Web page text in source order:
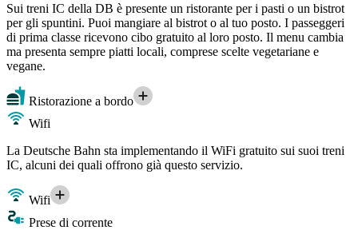
Sui treni IC della DB è presente un ristorante per i pasti o un bistrot
per gli spuntini. Puoi mangiare al bistrot o al tuo posto. I passeggeri
di prima classe ricevono cibo gratuito al loro posto. Il menu cambia
ma presenta sempre piatti locali, comprese scelte vegetariane e
vegane.
Ristorazione a bordo
Wifi
La Deutsche Bahn sta implementando il WiFi gratuito sui suoi treni
IC, alcuni dei quali offrono già questo servizio.
Wifi
Prese di corrente